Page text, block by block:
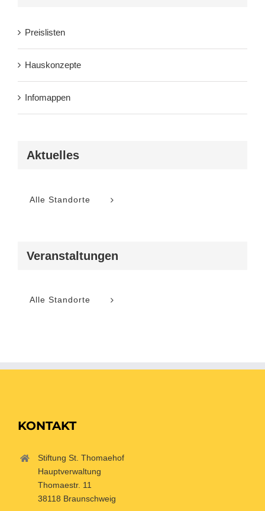
Preislisten
Hauskonzepte
Infomappen
Aktuelles
Alle Standorte
Veranstaltungen
Alle Standorte
KONTAKT
Stiftung St. Thomaehof
Hauptverwaltung
Thomaestr. 11
38118 Braunschweig